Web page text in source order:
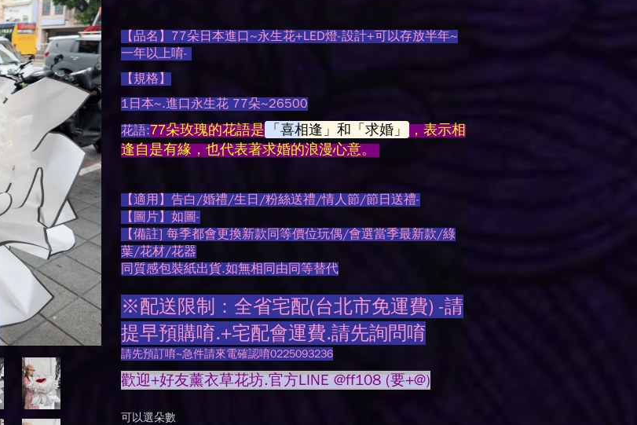
【品名】77朵日本進口~永生花+LED燈-設計+可以存放半年~
一年以上唷-
【規格】
1日本~.進口永生花 77朵~26500
花語:77朵玫瑰的花語是 「喜相逢」和「求婚」
，表示相
逢自是有緣，也代表著求婚的浪漫心意。
【適用】告白/婚禮/生日/粉絲送禮/情人節/節日送禮-
【圖片】如圖-
【備註] 每季都會更換新款同等價位玩偶/會選當季最新款/綠
葉/花材/花器
同質感包裝紙出貨.如無相同由同等替代
※配送限制：全省宅配(台北市免運費) -請
提早預購唷.+宅配會運費.請先詢問唷
請先預訂唷~急件請來電確認唷0225093236
歡迎+好友薰衣草花坊.官方LINE @ff108 (要+@)
可以選朵數